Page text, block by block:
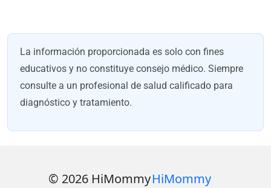
La información proporcionada es solo con fines
educativos y no constituye consejo médico. Siempre
consulte a un profesional de salud calificado para
diagnóstico y tratamiento.
© 2026 HiMommyHiMommy